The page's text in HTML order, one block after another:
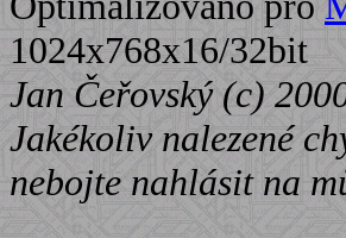
1024x768x16/32bit
Jan Čeřovský (c)
Jakékoliv nalezené
nebojte nahlásit na